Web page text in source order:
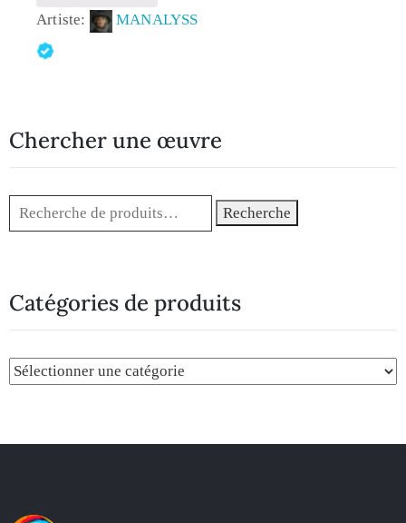
Artiste:
MANALYSS
Chercher une œuvre
Recherche
Catégories de produits